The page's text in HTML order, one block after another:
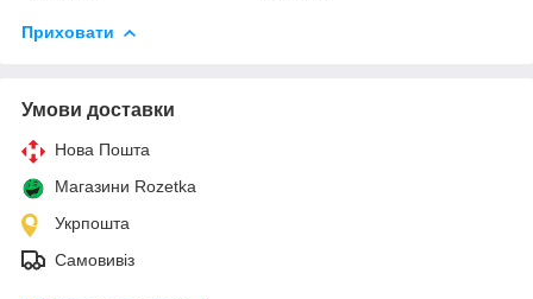
Приховати
Умови доставки
Нова Пошта
Магазини Rozetka
Укрпошта
Самовивіз